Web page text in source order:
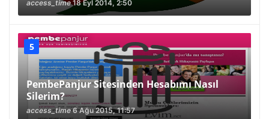
access_time18 Eyl 2014, 2:50
PembePanjur Sitesinden Hesabımı Nasıl
Silerim?
access_time6 Ağu 2015, 11:57